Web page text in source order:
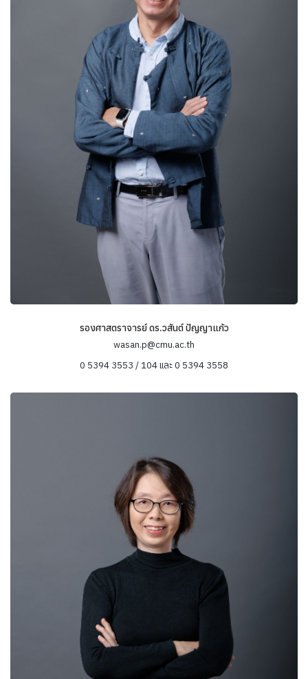
Social and Culture Change
Globalization, Cyberspace
Research Methodology
ข้อมูลความเชี่ยวชาญ
ระเบียบวิธีวิจัยทางสังคมวิทยา
วัฒนธรรมศึกษา (เน้นสื่อและวัฒนธรรมสมัยนิยม)
ล้านนา-สิบสองปันนาคดีศึกษา
มานุษยวิทยาในอาณาบริเวณชายแดน
รองศาสตราจารย์ ดร.วสันต์ ปัญญาแก้ว
wasan.p@cmu.ac.th
0 5394 3553 / 104 และ 0 5394 3558